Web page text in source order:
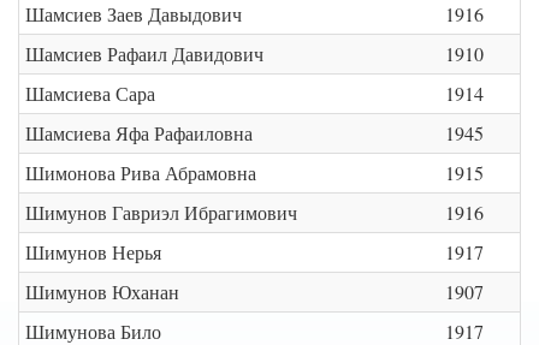
Шамсиев Заев Давыдович
1916
Шамсиев Рафаил Давидович
1910
Шамсиева Сара
1914
Шамсиева Яфа Рафаиловна
1945
Шимонова Рива Абрамовна
1915
Шимунов Гавриэл Ибрагимович
1916
Шимунов Нерья
1917
Шимунов Юханан
1907
Шимунова Било
1917